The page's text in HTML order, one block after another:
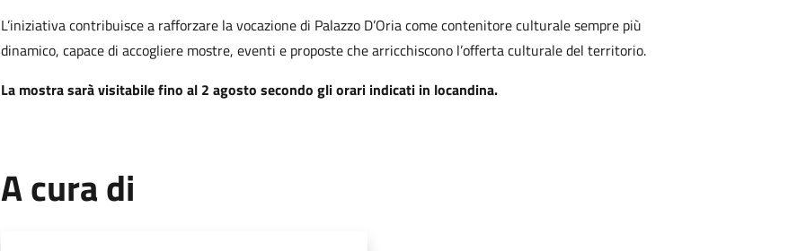
L’iniziativa contribuisce a rafforzare la vocazione di Palazzo D’Oria come contenitore culturale sempre più
dinamico, capace di accogliere mostre, eventi e proposte che arricchiscono l’offerta culturale del territorio.
La mostra sarà visitabile fino al 2 agosto secondo gli orari indicati in locandina.
A cura di